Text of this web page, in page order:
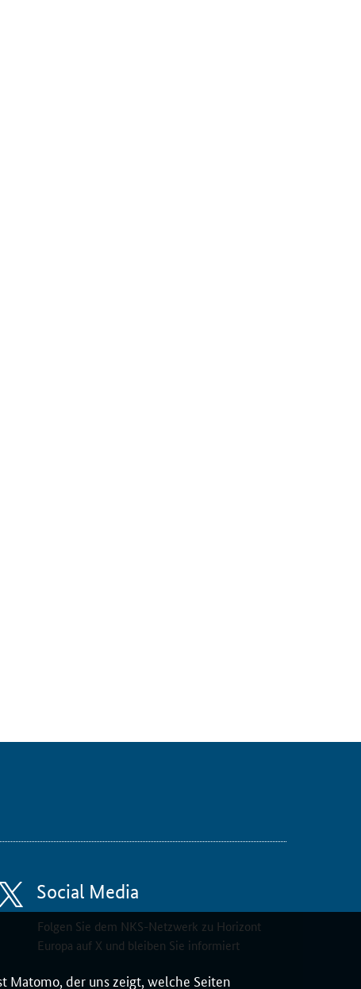
Matomo, der uns zeigt, welche Seiten
Social Media
Folgen Sie dem NKS-Netzwerk zu Horizont
Europa auf X und bleiben Sie informiert